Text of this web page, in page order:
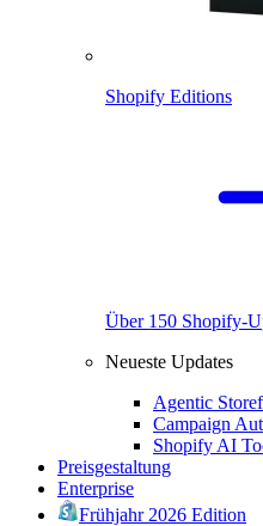
Shopify Editions
Über 150 Shopify-
Neueste Updates
Agentic
Campaign
Shopify AI
Preisgestaltung
Enterprise
Frühjahr 2026 Edition